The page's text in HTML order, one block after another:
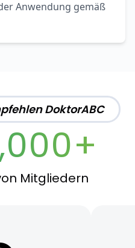
Anwendung gemäß
DoktorABC
Mitgliedern